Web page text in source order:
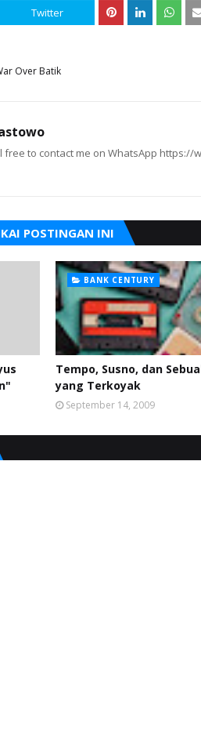
Twitter
Over Batik
free to contact me on WhatsApp https://
POSTINGAN INI
BANK CENTURY
Tempo, Susno, dan
yang Terkoyak
September 14, 2009